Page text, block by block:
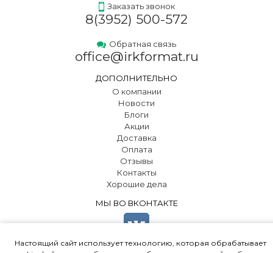
Заказать звонок
8(3952) 500-572
Обратная связь
office@irkformat.ru
ДОПОЛНИТЕЛЬНО
О компании
Новости
Блоги
Акции
Доставка
Оплата
Отзывы
Контакты
Хорошие дела
МЫ ВО ВКОНТАКТЕ
Настоящий сайт использует технологию, которая обрабатывает